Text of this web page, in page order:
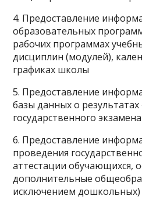
4. Предоставление
образовательных
рабочих программах
дисциплин (модулей),
графиках школы
5. Предоставление
базы данных о
государственного экзамена
6. Предоставление
проведения
аттестации обучающихся,
дополнительные
исключением